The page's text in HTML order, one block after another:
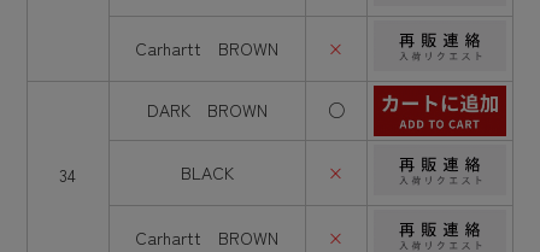
Carhartt BROWN ×
34
DARK BROWN ○
BLACK ×
Carhartt BROWN ×